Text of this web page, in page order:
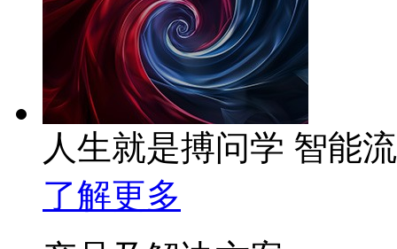
人生就是搏问学 智能
了解更多